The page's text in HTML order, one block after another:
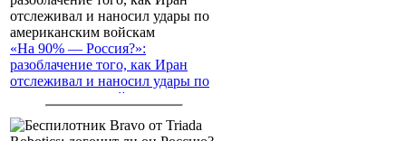
«На 90% — Россия?»:
разоблачение того, как Иран
отслеживал и наносил удары по
американским войскам